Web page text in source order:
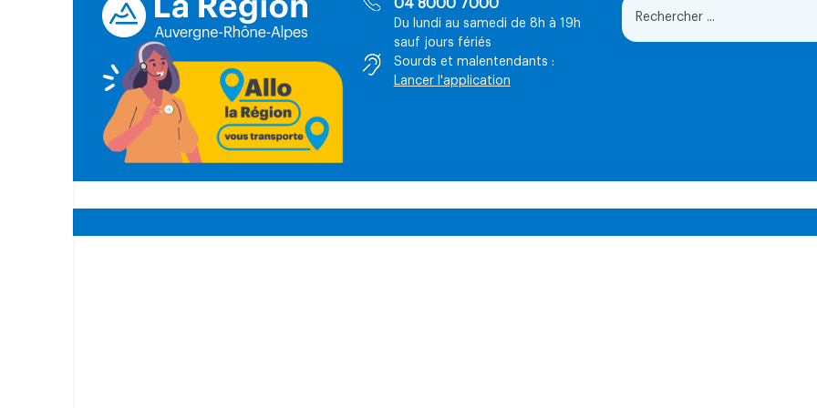
04 8000 7000
Du lundi au samedi de 8h à 19h
sauf jours fériés
Sourds et malentendants :
Lancer l'application